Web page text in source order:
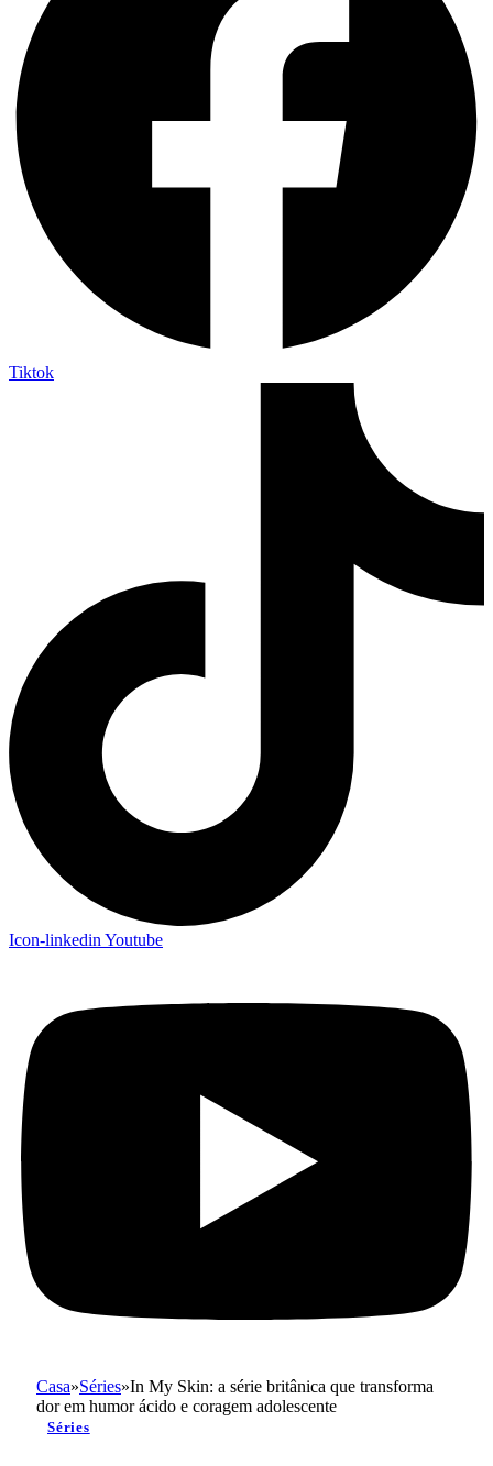
Tiktok
Icon-linkedin Youtube
Casa»Séries»In My Skin: a série britânica que transforma
dor em humor ácido e coragem adolescente
Séries